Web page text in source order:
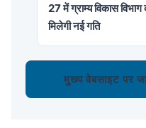
27 में ग्राम्य विकास
मिलेगी नई गति
मुख्य वेबसाइट पर